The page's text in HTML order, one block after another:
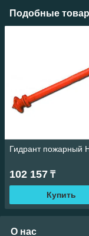
Подобные
Гидрант пожарный
102 157 ₸
Купить
О нас